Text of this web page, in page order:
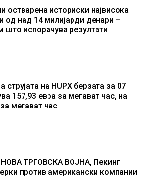
остварена историски највисока
од над 14 милијарди денари –
што испорачува резултати
струјата на HUPX берзата за 07
157,93 евра за мегават час, на
мегават час
ТРГОВСКА ВОЈНА, Пекинг
против американски компании